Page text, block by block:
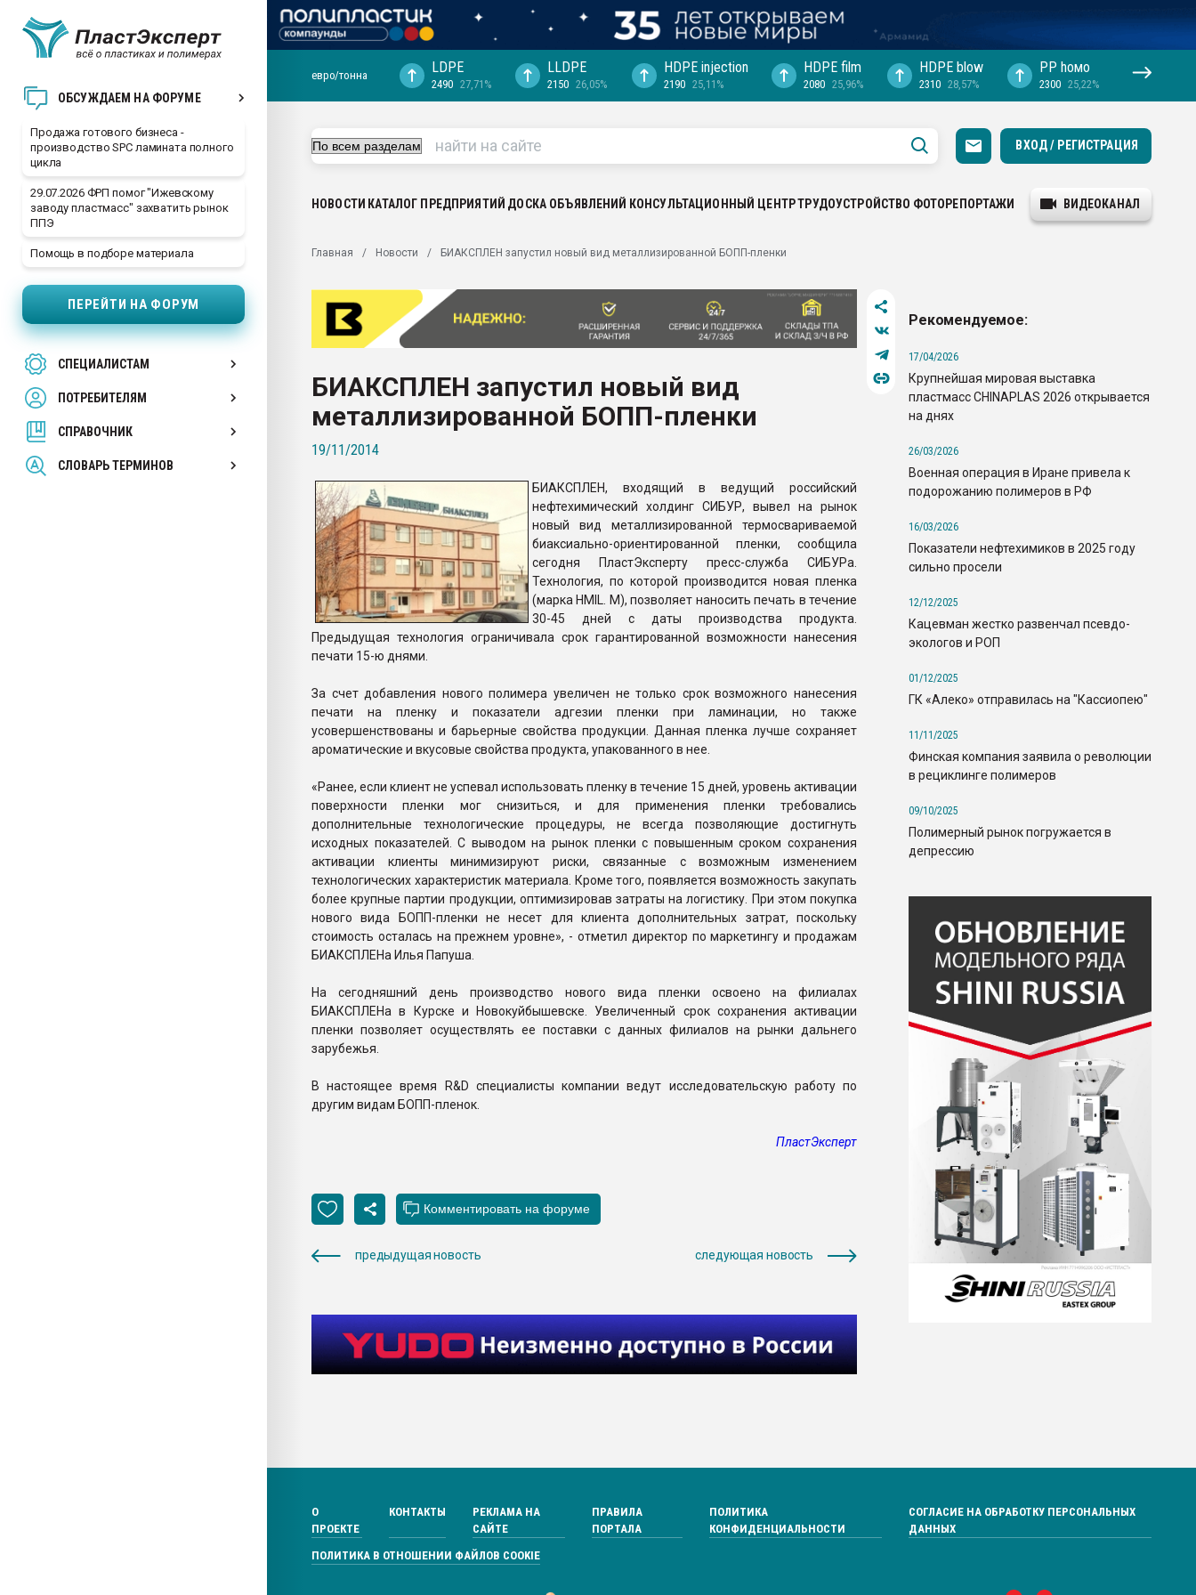
ОБСУЖДАЕМ НА ФОРУМЕ
Продажа готового бизнеса -
производство SPC ламината полного
цикла
29.07.2026 ФРП помог "Ижевскому
заводу пластмасс" захватить рынок
ППЭ
Помощь в подборе материала
ПЕРЕЙТИ НА ФОРУМ
СПЕЦИАЛИСТАМ
ПОТРЕБИТЕЛЯМ
СПРАВОЧНИК
СЛОВАРЬ ТЕРМИНОВ
28.07.2026 "Технониколь" довольна
Всё, что касается выдува ПЭТ
Материал поверхности пуансона для
Продам отходы Композиция
поликарбоната и АБС-пластика
Armaloy PC/ABS-1IM черный цвет
Профильная литература. Продажа,
покупка, обмен
евро/тонна LDPE
2490 27,71%
LLDPE
2150 26,05%
HDPE injection
2190 25,11%
HDPE film
2080 25,96%
HDPE blow
2310 28,57%
PP hомо
2300 25,22%
ВХОД / РЕГИСТРАЦИЯ
НОВОСТИ КАТАЛОГ ПРЕДПРИЯТИЙ ДОСКА ОБЪЯВЛЕНИЙ КОНСУЛЬТАЦИОННЫЙ ЦЕНТРТРУДОУСТРОЙСТВО ФОТОРЕПОРТАЖИ ВИДЕОКАНАЛ
Главная Новости БИАКСПЛЕН запустил новый вид металлизированной БОПП-пленки
БИАКСПЛЕН запустил новый вид
металлизированной БОПП-пленки
19/11/2014
БИАКСПЛЕН, входящий в ведущий российский
нефтехимический холдинг СИБУР, вывел на рынок
новый вид металлизированной термосвариваемой
биаксиально-ориентированной пленки, сообщила
сегодня ПластЭксперту пресс-служба СИБУРа.
Технология, по которой производится новая пленка
(марка HMIL. M), позволяет наносить печать в течение
30-45 дней с даты производства продукта.
Предыдущая технология ограничивала срок гарантированной возможности нанесения
печати 15-ю днями.
За счет добавления нового полимера увеличен не только срок возможного нанесения
печати на пленку и показатели адгезии пленки при ламинации, но также
усовершенствованы и барьерные свойства продукции. Данная пленка лучше сохраняет
ароматические и вкусовые свойства продукта, упакованного в нее.
«Ранее, если клиент не успевал использовать пленку в течение 15 дней, уровень активации
поверхности пленки мог снизиться, и для применения пленки требовались
дополнительные технологические процедуры, не всегда позволяющие достигнуть
исходных показателей. С выводом на рынок пленки с повышенным сроком сохранения
активации клиенты минимизируют риски, связанные с возможным изменением
технологических характеристик материала. Кроме того, появляется возможность закупать
более крупные партии продукции, оптимизировав затраты на логистику. При этом покупка
нового вида БОПП-пленки не несет для клиента дополнительных затрат, поскольку
стоимость осталась на прежнем уровне», - отметил директор по маркетингу и продажам
БИАКСПЛЕНа Илья Папуша.
На сегодняшний день производство нового вида пленки освоено на филиалах
БИАКСПЛЕНа в Курске и Новокуйбышевске. Увеличенный срок сохранения активации
пленки позволяет осуществлять ее поставки с данных филиалов на рынки дальнего
зарубежья.
В настоящее время R&D специалисты компании ведут исследовательскую работу по
другим видам БОПП-пленок.
ПластЭксперт
предыдущая новость следующая новость
Рекомендуемое:
17/04/2026
Крупнейшая мировая выставка
пластмасс CHINAPLAS 2026 открывается
на днях
26/03/2026
Военная операция в Иране привела к
подорожанию полимеров в РФ
16/03/2026
Показатели нефтехимиков в 2025 году
сильно просели
12/12/2025
Кацевман жестко развенчал псевдо-
экологов и РОП
01/12/2025
ГК «Алеко» отправилась на "Кассиопею"
11/11/2025
Финская компания заявила о революции
в рециклинге полимеров
09/10/2025
Полимерный рынок погружается в
депрессию
О
ПРОЕКТЕ
КОНТАКТЫ
РЕКЛАМА НА
САЙТЕ
ПРАВИЛА
ПОРТАЛА
ПОЛИТИКА
КОНФИДЕНЦИАЛЬНОСТИ
СОГЛАСИЕ НА ОБРАБОТКУ ПЕРСОНАЛЬНЫХ
ДАННЫХ
ПОЛИТИКА В ОТНОШЕНИИ ФАЙЛОВ COOKIE